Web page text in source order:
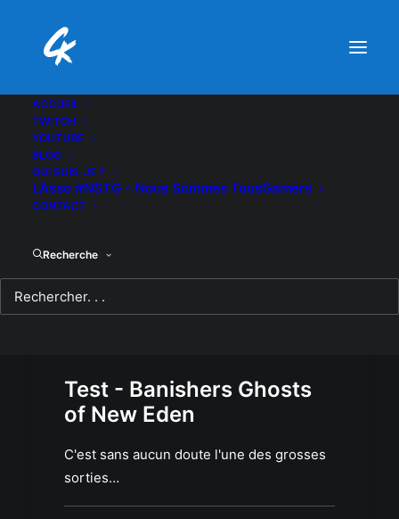
ACCUEIL
TWITCH
YOUTUBE
BLOG
QUI SUIS-JE ?
L’Asso #NSTG – Nous Sommes TousGamers
CONTACT
Recherche
Test - Banishers Ghosts
of New Eden
C'est sans aucun doute l'une des grosses
sorties…